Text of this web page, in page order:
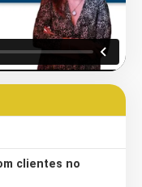
clientes no